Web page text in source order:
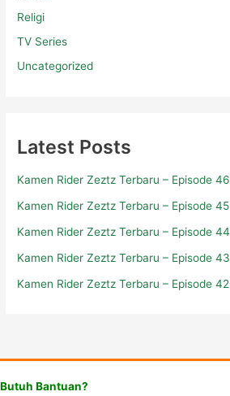
Religi
TV Series
Uncategorized
Latest Posts
Kamen Rider Zeztz Terbaru – Episode 46
Kamen Rider Zeztz Terbaru – Episode 45
Kamen Rider Zeztz Terbaru – Episode 44
Kamen Rider Zeztz Terbaru – Episode 43
Kamen Rider Zeztz Terbaru – Episode 42
Butuh Bantuan?